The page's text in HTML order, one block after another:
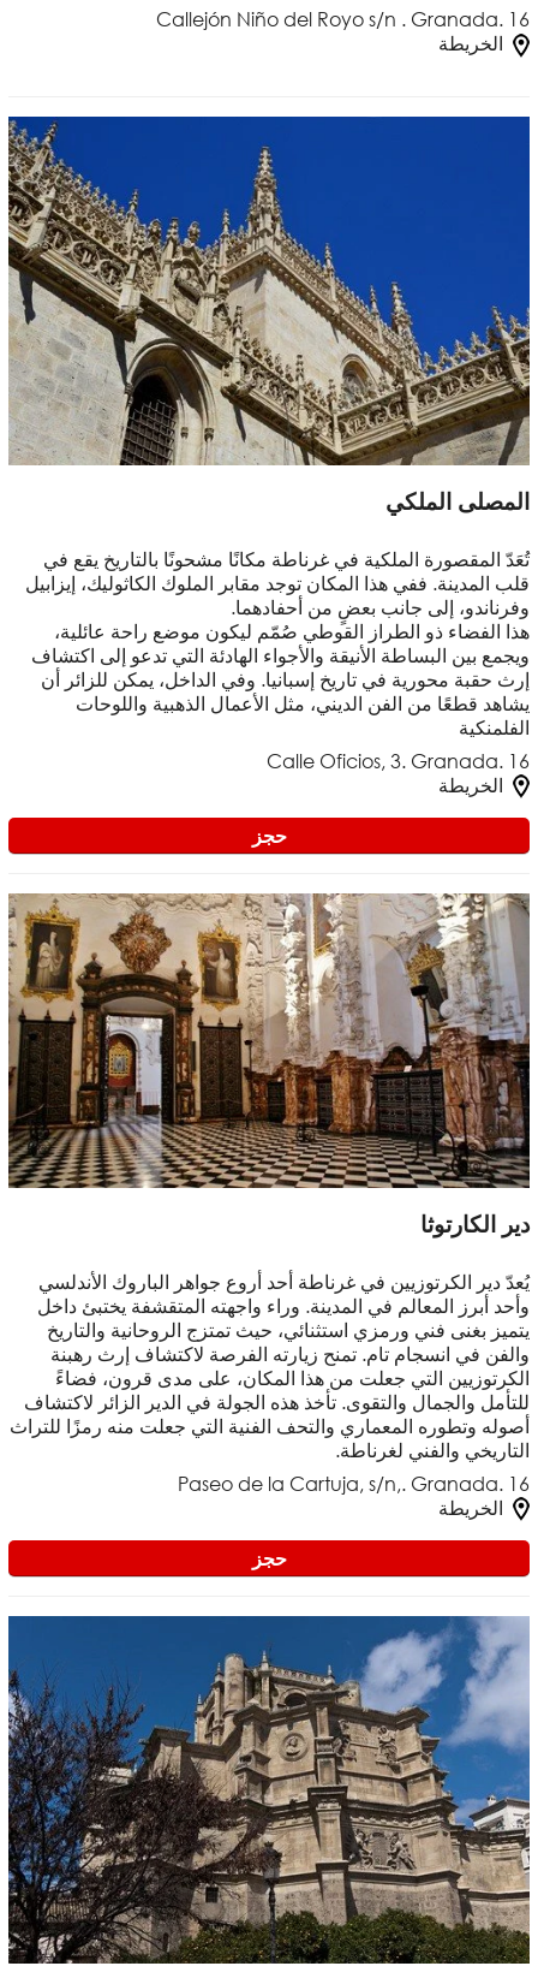
Callejón Niño del Royo s/n . Granada. 16
الخريطة
المصلى الملكي
تُعَدّ المقصورة الملكية في غرناطة مكانًا مشحونًا بالتاريخ يقع في
قلب المدينة. ففي هذا المكان توجد مقابر الملوك الكاثوليك، إيزابيل
وفرناندو، إلى جانب بعضٍ من أحفادهما.
هذا الفضاء ذو الطراز القوطي صُمّم ليكون موضع راحة عائلية،
ويجمع بين البساطة الأنيقة والأجواء الهادئة التي تدعو إلى اكتشاف
إرث حقبة محورية في تاريخ إسبانيا. وفي الداخل، يمكن للزائر أن
يشاهد قطعًا من الفن الديني، مثل الأعمال الذهبية واللوحات
الفلمنكية
Calle Oficios, 3. Granada. 16
الخريطة
حجز
دير الكارتوثا
يُعدّ دير الكرتوزيين في غرناطة أحد أروع جواهر الباروك الأندلسي
وأحد أبرز المعالم في المدينة. وراء واجهته المتقشفة يختبئ داخل
يتميز بغنى فني ورمزي استثنائي، حيث تمتزج الروحانية والتاريخ
والفن في انسجام تام. تمنح زيارته الفرصة لاكتشاف إرث رهبنة
الكرتوزيين التي جعلت من هذا المكان، على مدى قرون، فضاءً
للتأمل والجمال والتقوى. تأخذ هذه الجولة في الدير الزائر لاكتشاف
أصوله وتطوره المعماري والتحف الفنية التي جعلت منه رمزًا للتراث
التاريخي والفني لغرناطة.
Paseo de la Cartuja, s/n,. Granada. 16
الخريطة
حجز